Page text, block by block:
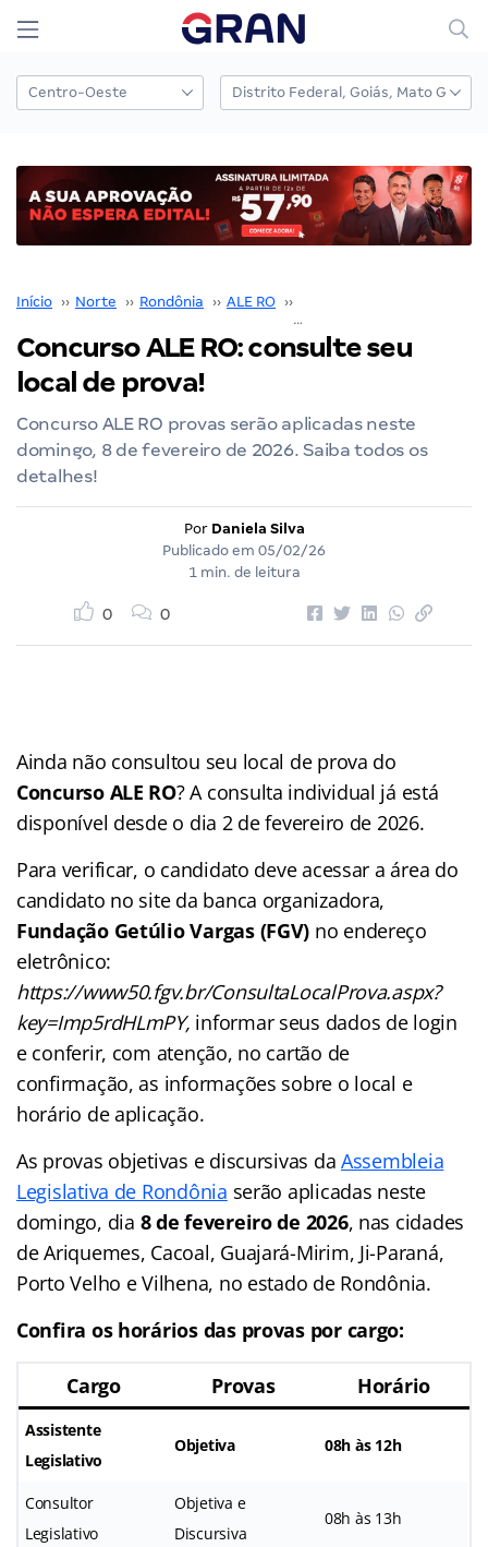
Início ›› Norte ›› Rondônia ›› ALE RO ››
Concurso ALE RO: consulte seu
local de prova!
Concurso ALE RO provas serão aplicadas neste
domingo, 8 de fevereiro de 2026. Saiba todos os
detalhes!
Por Daniela Silva
Publicado em 05/02/26
1 min. de leitura
0 0
Ainda não consultou seu local de prova do
Concurso ALE RO? A consulta individual já está
disponível desde o dia 2 de fevereiro de 2026.
Para verificar, o candidato deve acessar a área do
candidato no site da banca organizadora,
Fundação Getúlio Vargas (FGV) no endereço
eletrônico:
https://www50.fgv.br/ConsultaLocalProva.aspx?
key=Imp5rdHLmPY, informar seus dados de login
e conferir, com atenção, no cartão de
confirmação, as informações sobre o local e
horário de aplicação.
As provas objetivas e discursivas daAssembleia
Legislativa de Rondônia serão aplicadas neste
domingo, dia 8 de fevereiro de 2026, nas cidades
de Ariquemes, Cacoal, Guajará-Mirim, Ji-Paraná,
Porto Velho e Vilhena, no estado de Rondônia.
Confira os horários das provas por cargo:
Cargo Provas Horário
Assistente
Legislativo
Objetiva 08h às 12h
Consultor
Legislativo
Objetiva e
Discursiva
08h às 13h